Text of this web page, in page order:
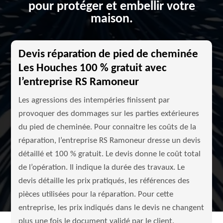
pour protéger et embellir votre
maison.
Devis réparation de pied de cheminée
Les Houches 100 % gratuit avec
l’entreprise RS Ramoneur
Les agressions des intempéries finissent par
provoquer des dommages sur les parties extérieures
du pied de cheminée. Pour connaitre les coûts de la
réparation, l’entreprise RS Ramoneur dresse un devis
détaillé et 100 % gratuit. Le devis donne le coût total
de l’opération. Il indique la durée des travaux. Le
devis détaille les prix pratiqués, les références des
pièces utilisées pour la réparation. Pour cette
entreprise, les prix indiqués dans le devis ne changent
plus une fois le document validé par le client.